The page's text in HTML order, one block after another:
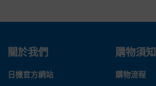
關於我們
日機官方網站
購物須知
購物流程